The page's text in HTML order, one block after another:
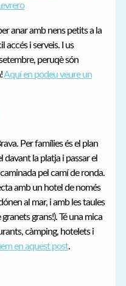
anar amb nens petits a la
accés i serveis. I us
peruqè són
Aquí en podeu veure un
Per famílies és el plan
davant la platja i passar el
pel camí de ronda.
amb un hotel de només
al mar, i amb les taules
grans!). Té una mica
càmping, hotelets i
en aquest post.